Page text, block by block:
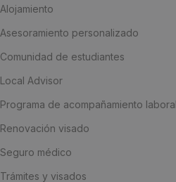
Alojamiento
Asesoramiento personalizado
Comunidad de estudiantes
Local Advisor
Programa de acompañamiento
Renovación visado
Seguro médico
Trámites y visados